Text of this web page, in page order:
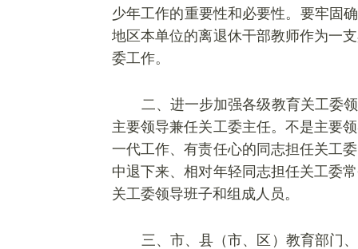
少年工作的重要性和必要性。要牢固
地区本单位的离退休干部教师作为一
委工作。
二、进一步加强各级教育关工委
主要领导兼任关工委主任。不是主要
一代工作、有责任心的同志担任关工
中退下来、相对年轻同志担任关工委
关工委领导班子和组成人员。
三、市、县（市、区）教育部门